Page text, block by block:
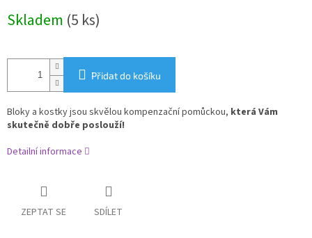
cena:
Skladem (5 ks)
Přidat do košíku
Bloky a kostky jsou skvělou kompenzační pomůckou, která Vám
skutečně dobře poslouží!
Detailní informace
ZEPTAT SE SDÍLET